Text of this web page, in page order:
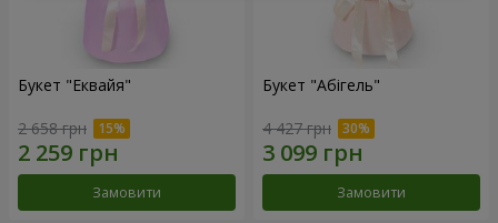
Букет "Еквайя"
2 658 грн
Замовити
Букет "Абігель"
4 427 грн
Замовити